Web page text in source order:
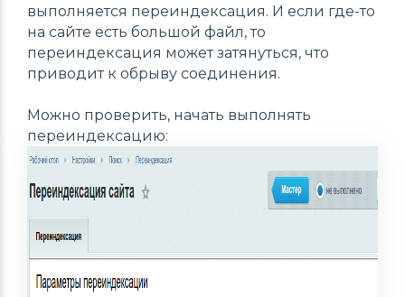
выполняется переиндексация. И если где-то
на сайте есть большой файл, то
переиндексация может затянуться, что
приводит к обрыву соединения.
Можно проверить, начать выполнять
переиндексацию: